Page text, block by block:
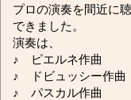
プロの演奏を間近に
できました。
演奏は、
♪ ピエルネ作曲 「
♪ ドビュッシー作曲
♪ パスカル作曲 「